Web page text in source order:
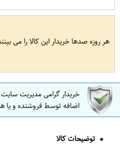
هر روزه صدها خریدار این کالا را می
خریدار گرامی مدیریت
اضافه توسط فروشنده و یا
توضیحات کالا